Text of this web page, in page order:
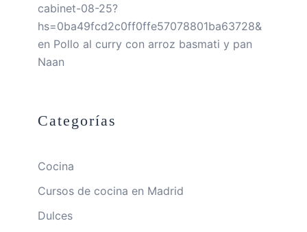
cabinet-08-25?
hs=0ba49fcd2c0ff0ffe57078801ba63728&
en Pollo al curry con arroz basmati y pan
Naan
Categorías
Cocina
Cursos de cocina en Madrid
Dulces